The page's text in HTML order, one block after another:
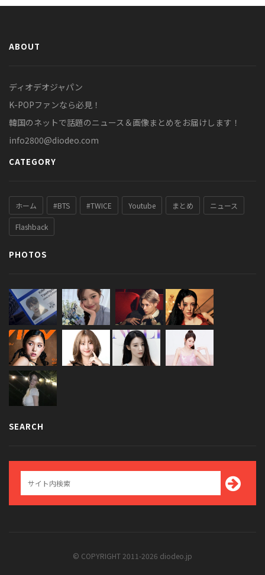
ABOUT
ディオデオジャパン
K-POPファンなら必見！
韓国のネットで話題のニュース＆画像まとめをお届けします！
info2800@diodeo.com
CATEGORY
ホーム #BTS #TWICE Youtube まとめ ニュース
Flashback
PHOTOS
SEARCH
© COPYRIGHT 2011-2026 diodeo.jp